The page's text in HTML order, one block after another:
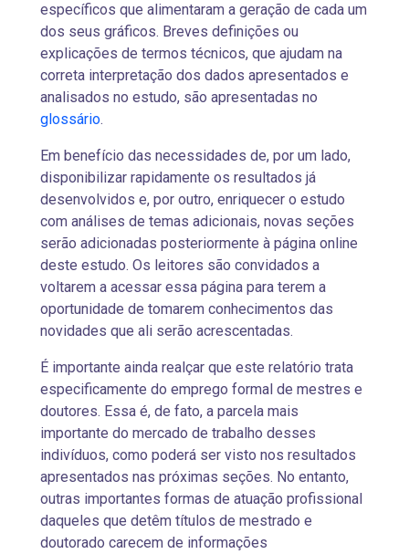
específicos que alimentaram a geração de cada um
dos seus gráficos. Breves definições ou
explicações de termos técnicos, que ajudam na
correta interpretação dos dados apresentados e
analisados no estudo, são apresentadas no
glossário.
Em benefício das necessidades de, por um lado,
disponibilizar rapidamente os resultados já
desenvolvidos e, por outro, enriquecer o estudo
com análises de temas adicionais, novas seções
serão adicionadas posteriormente à página online
deste estudo. Os leitores são convidados a
voltarem a acessar essa página para terem a
oportunidade de tomarem conhecimentos das
novidades que ali serão acrescentadas.
É importante ainda realçar que este relatório trata
especificamente do emprego formal de mestres e
doutores. Essa é, de fato, a parcela mais
importante do mercado de trabalho desses
indivíduos, como poderá ser visto nos resultados
apresentados nas próximas seções. No entanto,
outras importantes formas de atuação profissional
daqueles que detêm títulos de mestrado e
doutorado carecem de informações